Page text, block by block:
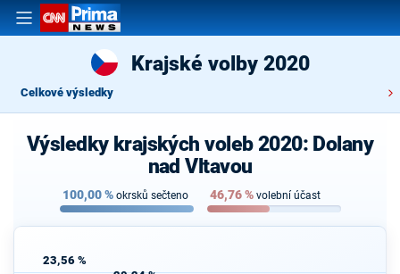
Krajské volby 2020
Celkové výsledky
Výsledky krajských voleb 2020: Dolany
nad Vltavou
100,00% okrsků sečteno 46,76% volební účast
23,56 %